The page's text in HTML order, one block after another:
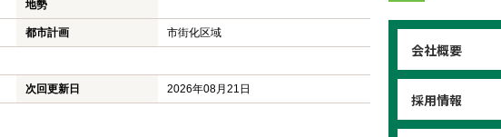
地勢
都市計画 市街化区域
次回更新日
2026年08月21日
会社概要
採用情報